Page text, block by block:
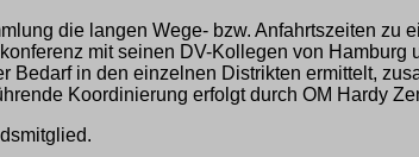
die langen Wege- bzw. Anfahrtszeiten
mit seinen DV-Kollegen von
in den einzelnen Distrikten ermittelt,
Koordinierung erfolgt durch OM Hardy